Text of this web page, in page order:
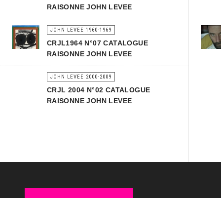
RAISONNE JOHN LEVEE
JOHN LEVEE 1960-1969
CRJL1964 N°07 CATALOGUE
RAISONNE JOHN LEVEE
JOHN LEVEE 2000-2009
CRJL 2004 N°02 CATALOGUE
RAISONNE JOHN LEVEE